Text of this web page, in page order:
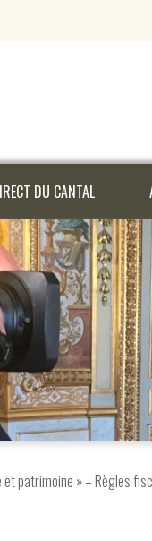
DU CANTAL
patrimoine » – Règles